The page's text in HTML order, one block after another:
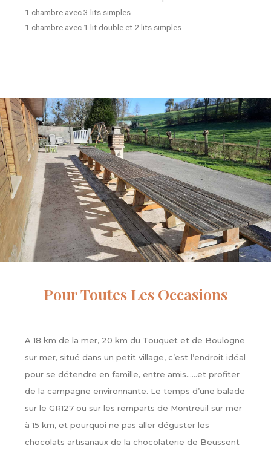
1 chambre avec 3 lits simples.
1 chambre avec 1 lit double et 2 lits simples.
Pour Toutes Les Occasions
A 18 km de la mer, 20 km du Touquet et de Boulogne
sur mer, situé dans un petit village, c’est l’endroit idéal
pour se détendre en famille, entre amis……et profiter
de la campagne environnante. Le temps d’une balade
sur le GR127 ou sur les remparts de Montreuil sur mer
à 15 km, et pourquoi ne pas aller déguster les
chocolats artisanaux de la chocolaterie de Beussent